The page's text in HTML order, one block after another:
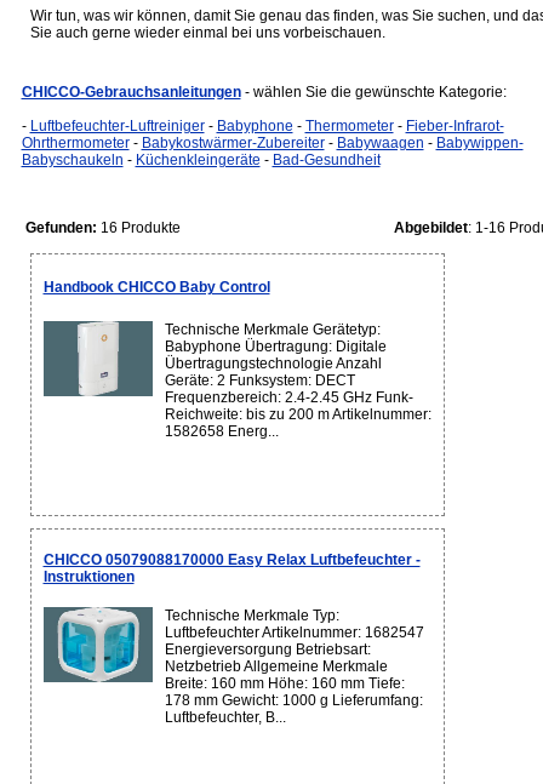
Wir tun, was wir können, damit Sie genau das finden, was Sie suchen, und
Sie auch gerne wieder einmal bei uns vorbeischauen.
CHICCO-Gebrauchsanleitungen - wählen Sie die gewünschte Kategorie:
- Luftbefeuchter-Luftreiniger- Babyphone - Thermometer- Fieber-Infrarot-
Ohrthermometer- Babykostwärmer-Zubereiter- Babywaagen - Babywippen-
Babyschaukeln - Küchenkleingeräte - Bad-Gesundheit
Gefunden: 16 Produkte Abgebildet: 1-16
Handbook CHICCO Baby Control
Technische Merkmale Gerätetyp:
Babyphone Übertragung: Digitale
Übertragungstechnologie Anzahl
Geräte: 2 Funksystem: DECT
Frequenzbereich: 2.4-2.45 GHz Funk-
Reichweite: bis zu 200 m Artikelnummer:
1582658 Energ...
CHICCO 05079088170000 Easy Relax Luftbefeuchter -
Instruktionen
Technische Merkmale Typ:
Luftbefeuchter Artikelnummer: 1682547
Energieversorgung Betriebsart:
Netzbetrieb Allgemeine Merkmale
Breite: 160 mm Höhe: 160 mm Tiefe:
178 mm Gewicht: 1000 g Lieferumfang:
Luftbefeuchter, B...